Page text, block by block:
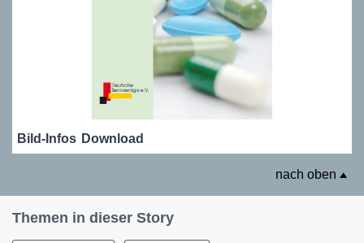
Bild-Infos Download
nach oben
Themen in dieser Story